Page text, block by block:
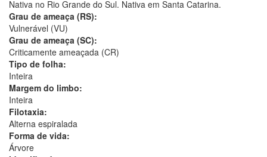
Nativa no Rio Grande do Sul. Nativa em Santa Catarina.
Grau de ameaça (RS):
Vulnerável (VU)
Grau de ameaça (SC):
Criticamente ameaçada (CR)
Tipo de folha:
Inteira
Margem do limbo:
Inteira
Filotaxia:
Alterna espiralada
Forma de vida:
Árvore